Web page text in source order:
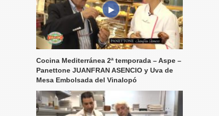
Cocina Mediterránea 2ª temporada – Aspe –
Panettone JUANFRAN ASENCIO y Uva de
Mesa Embolsada del Vinalopó